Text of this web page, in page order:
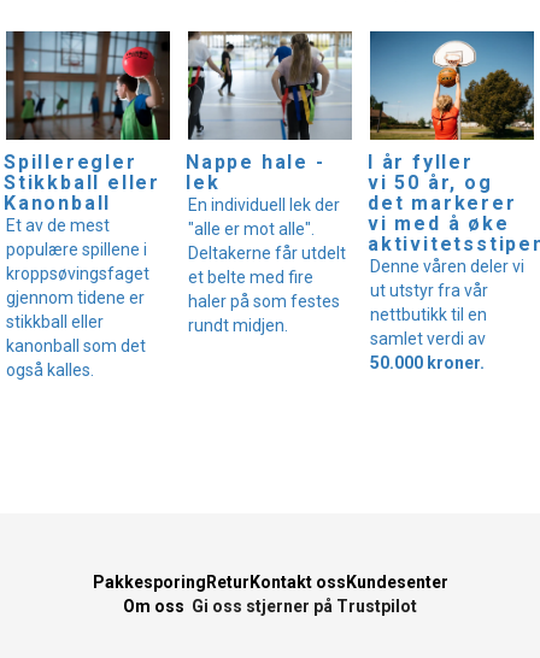
Spilleregler
Stikkball eller
Kanonball
Et av de mest
populære spillene i
kroppsøvingsfaget
gjennom tidene er
stikkball eller
kanonball som det
også kalles.
Nappe hale -
lek
En individuell lek der
"alle er mot alle".
Deltakerne får utdelt
et belte med fire
haler på som festes
rundt midjen.
I år fyller
vi 50 år, og
det markerer
vi med å øke
Denne våren deler vi
ut utstyr fra vår
nettbutikk til en
samlet verdi av
50.000 kroner.
Pakkesporing Retur Kontakt oss Kundesenter
Om oss Gi oss stjerner på Trustpilot